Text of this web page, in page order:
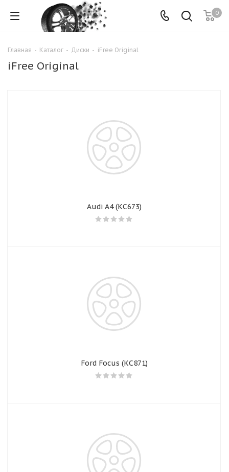
0
Главная - Каталог - Диски - iFree Original
iFree Original
Audi A4 (КС673)
Ford Focus (КС871)